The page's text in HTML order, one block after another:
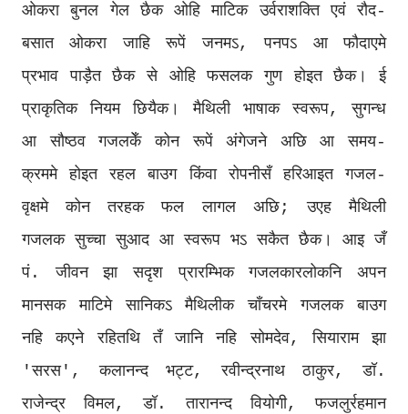
ओकरा बुनल गेल छैक ओहि माटिक उर्वराशक्ति एवं रौद-
बसात ओकरा जाहि रूपें जनमऽ, पनपऽ आ फौदाएमे
प्रभाव पाड़ैत छैक से ओहि फसलक गुण होइत छैक। ई
प्राकृतिक नियम छियैक। मैथिली भाषाक स्वरूप, सुगन्ध
आ सौष्ठव गजलकेँ कोन रूपें अंगेजने अछि आ समय-
क्रममे होइत रहल बाउग किंवा रोपनीसँ हरिआइत गजल-
वृक्षमे कोन तरहक फल लागल अछि; उएह मैथिली
गजलक सुच्चा सुआद आ स्वरूप भऽ सकैत छैक। आइ जँ
पं. जीवन झा सदृश प्रारम्भिक गजलकारलोकनि अपन
मानसक माटिमे सानिकऽ मैथिलीक चाँचरमे गजलक बाउग
नहि कएने रहितथि तँ जानि नहि सोमदेव, सियाराम झा
'सरस', कलानन्द भट्ट, रवीन्द्रनाथ ठाकुर, डॉ.
राजेन्द्र विमल, डॉ. तारानन्द वियोगी, फजलुर्रहमान